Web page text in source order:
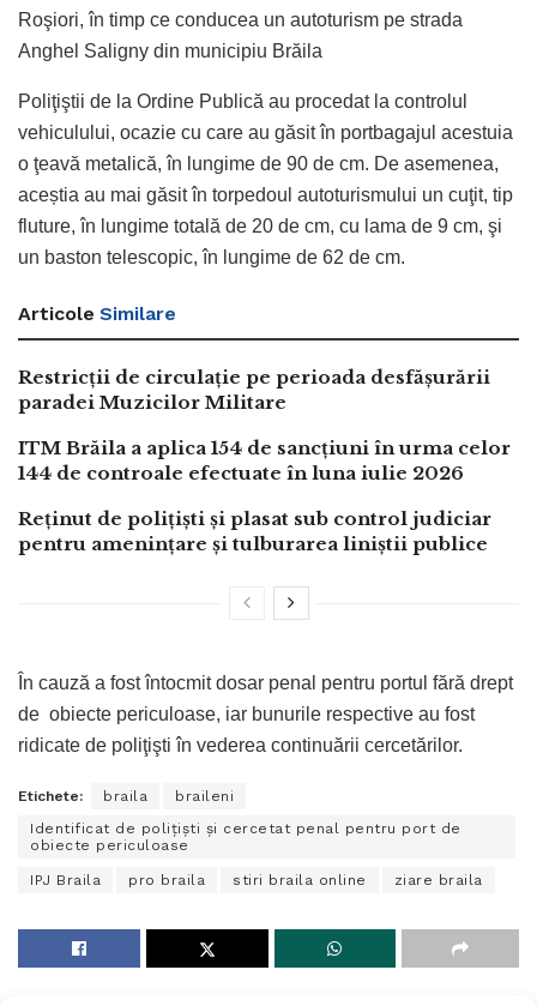
Roşiori, în timp ce conducea un autoturism pe strada
Anghel Saligny din municipiu Brăila
Poliţiştii de la Ordine Publică au procedat la controlul
vehiculului, ocazie cu care au găsit în portbagajul acestuia
o ţeavă metalică, în lungime de 90 de cm. De asemenea,
aceștia au mai găsit în torpedoul autoturismului un cuţit, tip
fluture, în lungime totală de 20 de cm, cu lama de 9 cm, şi
un baston telescopic, în lungime de 62 de cm.
Articole Similare
Restricții de circulație pe perioada desfășurării
paradei Muzicilor Militare
ITM Brăila a aplica 154 de sancțiuni în urma celor
144 de controale efectuate în luna iulie 2026
Reținut de polițiști și plasat sub control judiciar
pentru amenințare și tulburarea liniștii publice
În cauză a fost întocmit dosar penal pentru portul fără drept
de obiecte periculoase, iar bunurile respective au fost
ridicate de poliţişti în vederea continuării cercetărilor.
Etichete: braila
braileni
Identificat de poliţişti şi cercetat penal pentru port de
obiecte periculoase
IPJ Braila pro braila stiri braila online ziare braila